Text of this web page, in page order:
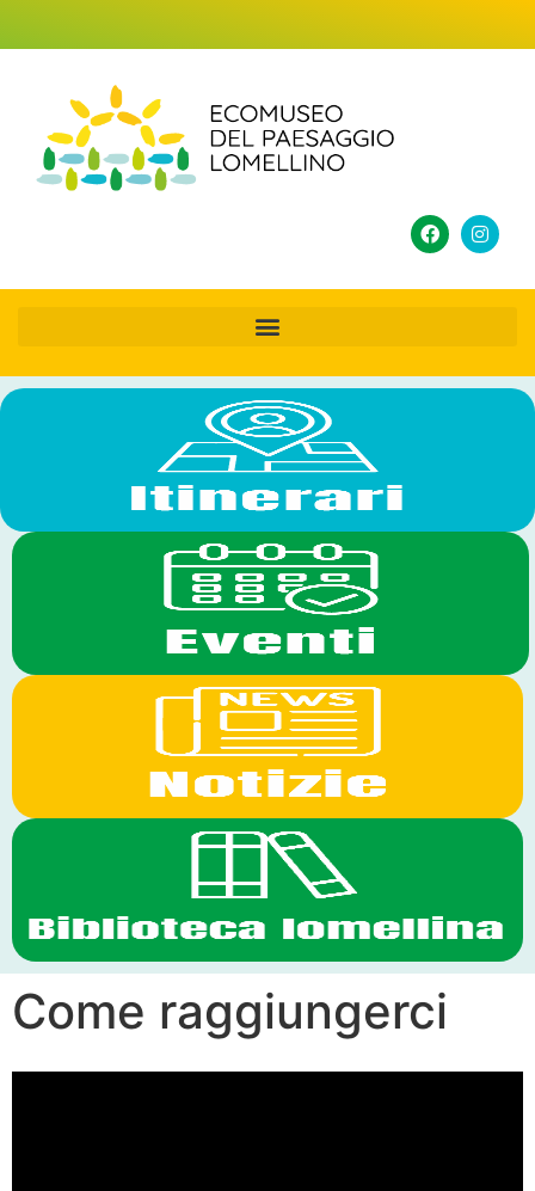
Come raggiungerci